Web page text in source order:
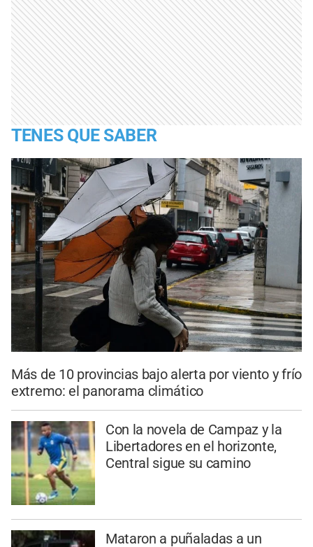
TENES QUE SABER
Más de 10 provincias bajo alerta por viento y frío
extremo: el panorama climático
Con la novela de Campaz y la
Libertadores en el horizonte,
Central sigue su camino
Mataron a puñaladas a un